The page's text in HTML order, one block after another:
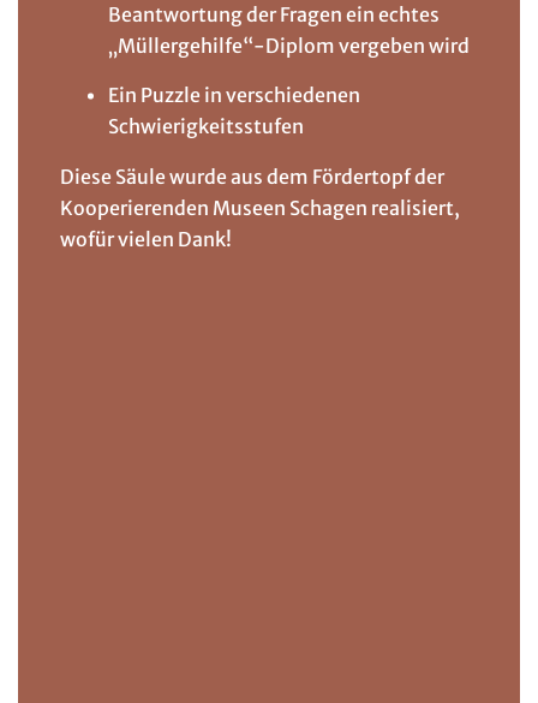
Beantwortung der Fragen ein echtes
„Müllergehilfe“-Diplom vergeben wird
Ein Puzzle in verschiedenen
Schwierigkeitsstufen
Diese Säule wurde aus dem Fördertopf der
Kooperierenden Museen Schagen realisiert,
wofür vielen Dank!